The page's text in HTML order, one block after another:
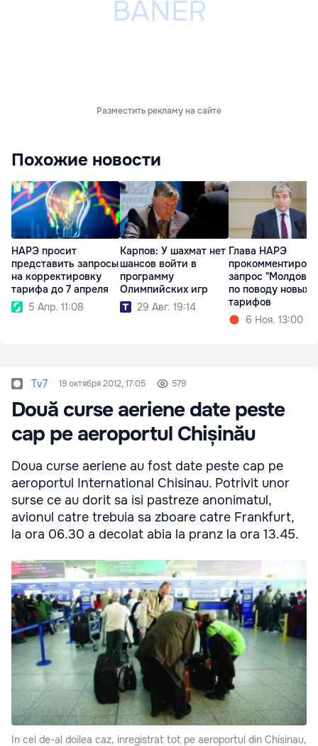
Разместить рекламу на сайте
Похожие новости
НАРЭ просит
представить запросы
на корректировку
тарифа до 7 апреля
5 Апр. 11:08
Карпов: У шахмат нет
шансов войти в
программу
Олимпийских игр
29 Авг. 19:14
Глава НАРЭ
запрос
по поводу новых
тарифов
6 Ноя. 13:00
Tv7 19 октября 2012, 17:05 579
Două curse aeriene date peste
cap pe aeroportul Chișinău
Doua curse aeriene au fost date peste cap pe
aeroportul International Chisinau. Potrivit unor
surse ce au dorit sa isi pastreze anonimatul,
avionul catre trebuia sa zboare catre Frankfurt,
la ora 06.30 a decolat abia la pranz la ora 13.45.
In cel de-al doilea caz, inregistrat tot pe aeroportul din Chisinau,